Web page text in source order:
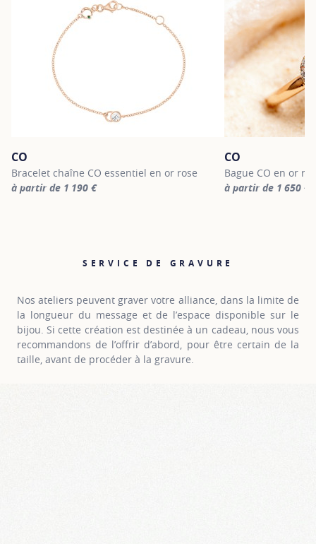
CO
Bracelet chaîne CO essentiel en or rose
à partir de 1 190 €
CO
Bague CO en or
à partir de 1 650 €
SERVICE DE GRAVURE
Nos ateliers peuvent graver votre alliance, dans la limite de
la longueur du message et de l’espace disponible sur le
bijou. Si cette création est destinée à un cadeau, nous vous
recommandons de l’offrir d’abord, pour être certain de la
taille, avant de procéder à la gravure.